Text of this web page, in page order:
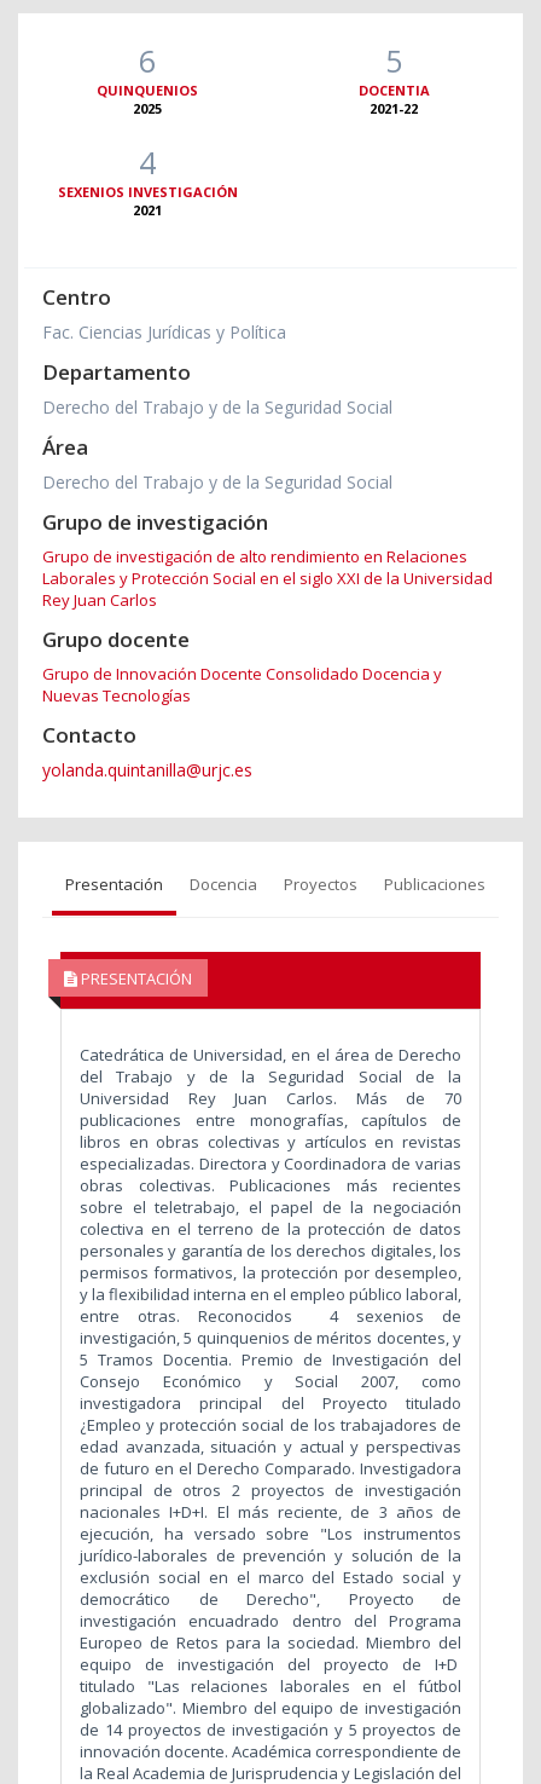
6
QUINQUENIOS
2025
5
DOCENTIA
2021-22
4
SEXENIOS INVESTIGACIÓN
2021
Centro
Fac. Ciencias Jurídicas y Política
Departamento
Derecho del Trabajo y de la Seguridad Social
Área
Derecho del Trabajo y de la Seguridad Social
Grupo de investigación
Grupo de investigación de alto rendimiento en Relaciones
Laborales y Protección Social en el siglo XXI de la Universidad
Rey Juan Carlos
Grupo docente
Grupo de Innovación Docente Consolidado Docencia y
Nuevas Tecnologías
Contacto
yolanda.quintanilla@urjc.es
Presentación Docencia Proyectos Publicaciones
PRESENTACIÓN
Catedrática de Universidad, en el área de Derecho
del Trabajo y de la Seguridad Social de la
Universidad Rey Juan Carlos. Más de 70
publicaciones entre monografías, capítulos de
libros en obras colectivas y artículos en revistas
especializadas. Directora y Coordinadora de varias
obras colectivas. Publicaciones más recientes
sobre el teletrabajo, el papel de la negociación
colectiva en el terreno de la protección de datos
personales y garantía de los derechos digitales, los
permisos formativos, la protección por desempleo,
y la flexibilidad interna en el empleo público laboral,
entre otras. Reconocidos 4 sexenios de
investigación, 5 quinquenios de méritos docentes, y
5 Tramos Docentia. Premio de Investigación del
Consejo Económico y Social 2007, como
investigadora principal del Proyecto titulado
¿Empleo y protección social de los trabajadores de
edad avanzada, situación y actual y perspectivas
de futuro en el Derecho Comparado. Investigadora
principal de otros 2 proyectos de investigación
nacionales I+D+I. El más reciente, de 3 años de
ejecución, ha versado sobre "Los instrumentos
jurídico-laborales de prevención y solución de la
exclusión social en el marco del Estado social y
democrático de Derecho", Proyecto de
investigación encuadrado dentro del Programa
Europeo de Retos para la sociedad. Miembro del
equipo de investigación del proyecto de I+D
titulado "Las relaciones laborales en el fútbol
globalizado". Miembro del equipo de investigación
de 14 proyectos de investigación y 5 proyectos de
innovación docente. Académica correspondiente de
la Real Academia de Jurisprudencia y Legislación del